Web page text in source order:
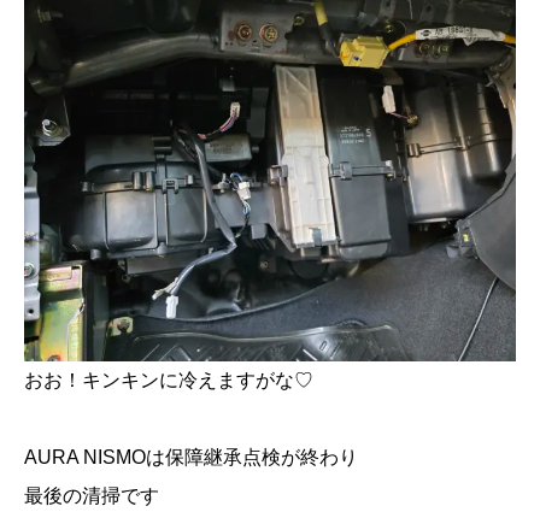
おお！キンキンに冷えますがな♡
AURA NISMOは保障継承点検が終わり
最後の清掃です